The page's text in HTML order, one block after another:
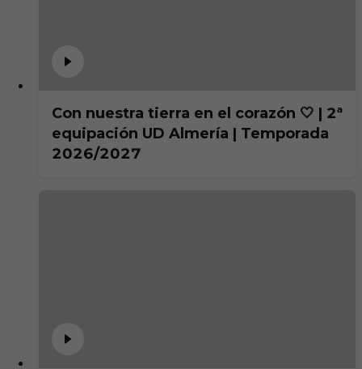
Con nuestra tierra en el corazón 🤍 | 2ª
equipación UD Almería | Temporada
2026/2027